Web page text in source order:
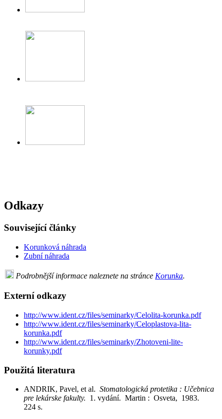
Odkazy
Související články
Korunková náhrada
Zubní náhrada
Podrobnější informace naleznete na stránce Korunka.
Externí odkazy
http://www.ident.cz/files/seminarky/Celolita-korunka.pdf
http://www.ident.cz/files/seminarky/Celoplastova-lita-
korunka.pdf
http://www.ident.cz/files/seminarky/Zhotoveni-lite-
korunky.pdf
Použitá literatura
ANDRIK, Pavel, et al. Stomatologická protetika : Učebnica
pre lekárske fakulty. 1. vydání. Martin : Osveta, 1983.
224 s.